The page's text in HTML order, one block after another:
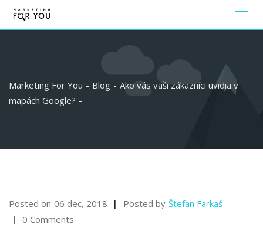
Marketing For You - Blog - Ako vás vaši zákazníci uvidia v
mapách Google? -
Posted on 06 dec, 2018 Posted by Štefan Farkaš
0 Comments